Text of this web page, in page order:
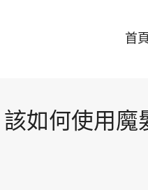
首
如何使用魔